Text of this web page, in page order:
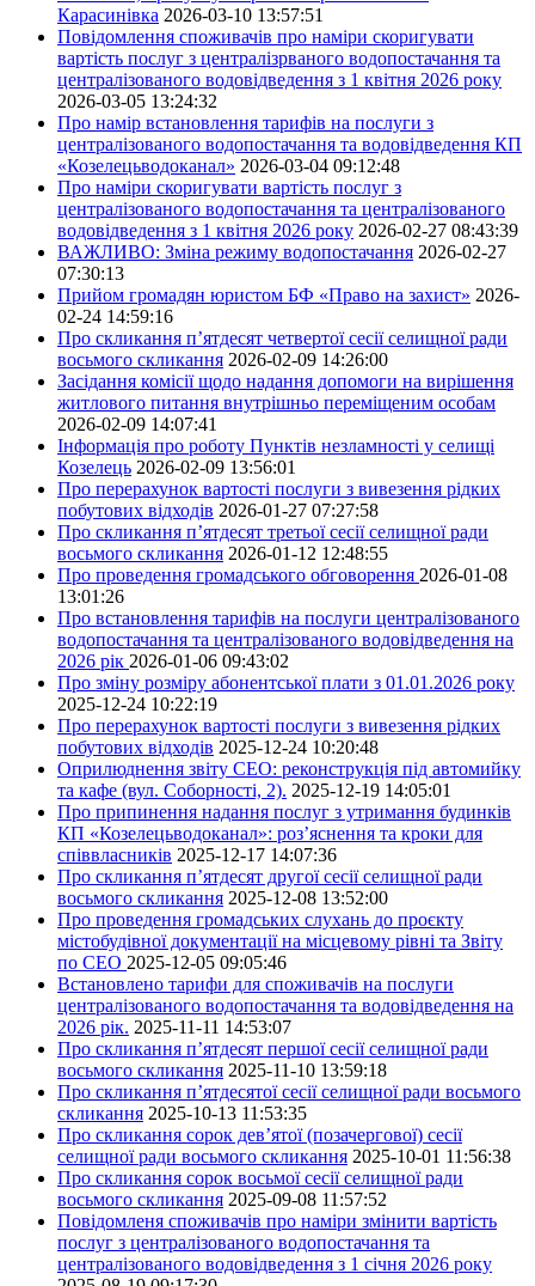
Карасинівка 2026-03-10 13:57:51
Повідомлення споживачів про наміри скоригувати
вартість послуг з централізрваного водопостачання та
централізованого водовідведення з 1 квітня 2026 року
2026-03-05 13:24:32
Про намір встановлення тарифів на послуги з
централізованого водопостачання та водовідведення КП
«Козелецьводоканал» 2026-03-04 09:12:48
Про наміри скоригувати вартість послуг з
централізованого водопостачання та централізованого
водовідведення з 1 квітня 2026 року 2026-02-27 08:43:39
ВАЖЛИВО: Зміна режиму водопостачання 2026-02-27
07:30:13
Прийом громадян юристом БФ «Право на захист» 2026-
02-24 14:59:16
Про скликання п’ятдесят четвертої сесії селищної ради
восьмого скликання 2026-02-09 14:26:00
Засідання комісії щодо надання допомоги на вирішення
житлового питання внутрішньо переміщеним особам
2026-02-09 14:07:41
Інформація про роботу Пунктів незламності у селищі
Козелець 2026-02-09 13:56:01
Про перерахунок вартості послуги з вивезення рідких
побутових відходів 2026-01-27 07:27:58
Про скликання п’ятдесят третьої сесії селищної ради
восьмого скликання 2026-01-12 12:48:55
Про проведення громадського обговорення 2026-01-08
13:01:26
Про встановлення тарифів на послуги централізованого
водопостачання та централізованого водовідведення на
2026 рік 2026-01-06 09:43:02
Про зміну розміру абонентської плати з 01.01.2026 року
2025-12-24 10:22:19
Про перерахунок вартості послуги з вивезення рідких
побутових відходів 2025-12-24 10:20:48
Оприлюднення звіту СЕО: реконструкція під автомийку
та кафе (вул. Соборності, 2). 2025-12-19 14:05:01
Про припинення надання послуг з утримання будинків
КП «Козелецьводоканал»: роз’яснення та кроки для
співвласників 2025-12-17 14:07:36
Про скликання п’ятдесят другої сесії селищної ради
восьмого скликання 2025-12-08 13:52:00
Про проведення громадських слухань до проєкту
містобудівної документації на місцевому рівні та Звіту
по СЕО 2025-12-05 09:05:46
Встановлено тарифи для споживачів на послуги
централізованого водопостачання та водовідведення на
2026 рік. 2025-11-11 14:53:07
Про скликання п’ятдесят першої сесії селищної ради
восьмого скликання 2025-11-10 13:59:18
Про скликання п’ятдесятої сесії селищної ради восьмого
скликання 2025-10-13 11:53:35
Про скликання сорок дев’ятої (позачергової) сесії
селищної ради восьмого скликання 2025-10-01 11:56:38
Про скликання сорок восьмої сесії селищної ради
восьмого скликання 2025-09-08 11:57:52
Повідомленя споживачів про наміри змінити вартість
послуг з централізованого водопостачання та
централізованого водовідведення з 1 січня 2026 року